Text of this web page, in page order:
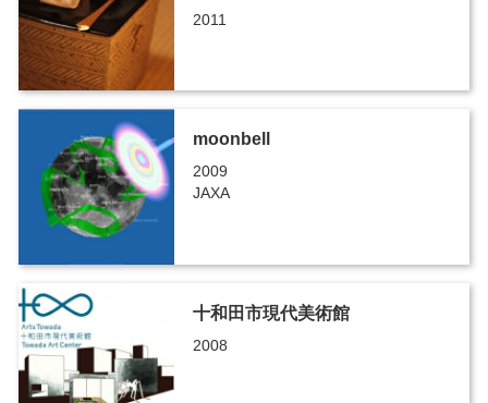
2011
moonbell
2009
JAXA
十和田市現代美術館
2008